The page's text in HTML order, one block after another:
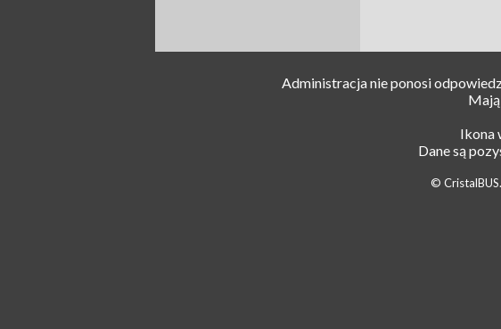
Administracja nie ponosi
Ikona
Dane są
©